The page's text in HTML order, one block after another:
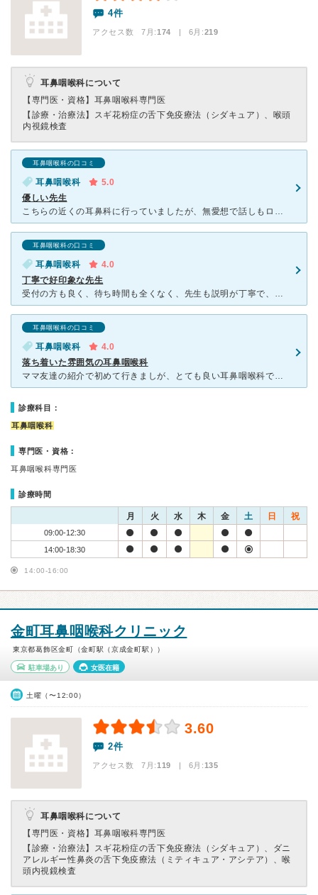
4件
アクセス数 7月:174 | 6月:219
耳鼻咽喉科について
【専門医・資格】 耳鼻咽喉科専門医
【診療・治療法】 スギ花粉症の舌下免疫療法（シダキュア）、喉頭
内視鏡検査
耳鼻咽喉科の口コミ
耳鼻咽喉科
5.0
優しい先生
こちらの近くの耳鼻科に行っていましたが、無愛想で話しもロクに聞いてくれない先生だったので、評判のよいこちらに変えました。 評判通り、落ち着いて話しを聞いてくれる安心感のある先生です。看護師さんも受付
耳鼻咽喉科の口コミ
耳鼻咽喉科
4.0
丁寧で好印象な先生
受付の方も良く、待ち時間も全くなく、先生も説明が丁寧で、好印象でした。 受付から、問診票をいただき記入。 10分も待つことなく名前を呼ばれました。 現在飲んでいる薬を確認していただき丁寧に質問、
耳鼻咽喉科の口コミ
耳鼻咽喉科
4.0
落ち着いた雰囲気の耳鼻咽喉科
ママ友達の紹介で初めて行きましが、とても良い耳鼻咽喉科でした。 うちの子どもは以前他の耳鼻咽喉科でたくさんの人数の看護婦さんに抑えつけれたことが怖い思い出になってしまい、子どもに合った良い耳鼻咽
診療科目：
耳鼻咽喉科
専門医・資格：
耳鼻咽喉科専門医
診療時間
月 火 水 木 金 土 日 祝
09:00-12:30
14:00-18:30
14:00-16:00
金町耳鼻咽喉科クリニック
東京都葛飾区金町（金町駅（京成金町駅））
駐車場あり 女医在籍
土曜（〜12:00）
3.60
2件
アクセス数 7月:119 | 6月:135
耳鼻咽喉科について
【専門医・資格】 耳鼻咽喉科専門医
【診療・治療法】 スギ花粉症の舌下免疫療法（シダキュア）、ダニ
アレルギー性鼻炎の舌下免疫療法（ミティキュア・アシテア）、喉
頭内視鏡検査